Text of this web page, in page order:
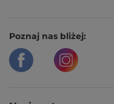
Poznaj nas bliżej: